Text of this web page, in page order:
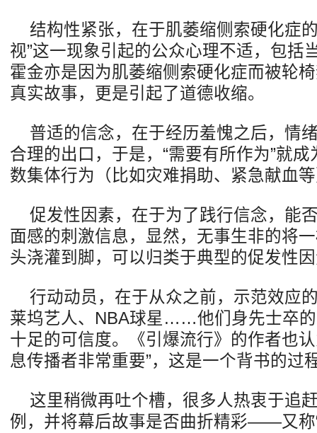
结构性紧张，在于肌萎缩侧索硬化症
视”这一现象引起的公众心理不适，包括
霍金亦是因为肌萎缩侧索硬化症而被轮
真实故事，更是引起了道德收缩。
普适的信念，在于经历羞愧之后，情
合理的出口，于是，“需要有所作为”就
数集体行为（比如灾难捐助、紧急献血
促发性因素，在于为了践行信念，能
面感的刺激信息，显然，无事生非的将
头浇灌到脚，可以归类于典型的促发性
行动动员，在于从众之前，示范效应
莱坞艺人、NBA球星……他们身先士卒
十足的可信度。《引爆流行》的作者也
息传播者非常重要”，这是一个背书的过
这里稍微再吐个槽，很多人热衷于追
例，并将幕后故事是否曲折精彩——又